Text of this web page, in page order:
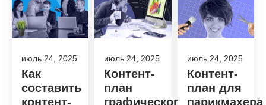
июль 24, 2025
Как
составить
контент-
июль 24, 2025
Контент-
план
графического
июль 24, 2025
Контент-
план для
парикмахера